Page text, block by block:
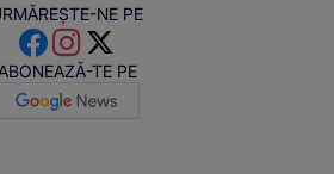
NE PE
TE PE